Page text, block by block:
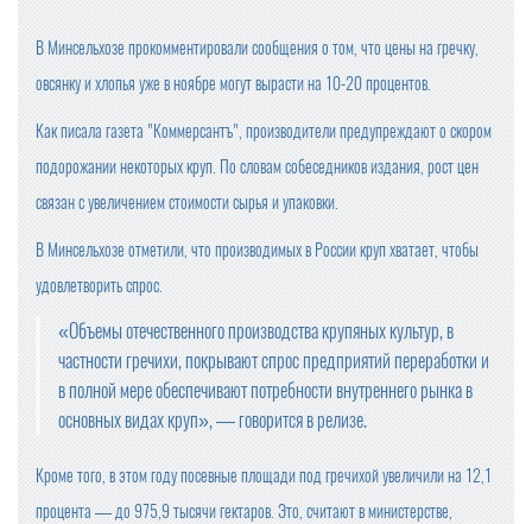
В Минсельхозе прокомментировали сообщения о том, что цены на гречку,
овсянку и хлопья уже в ноябре могут вырасти на 10-20 процентов.
Как писала газета "Коммерсантъ", производители предупреждают о скором
подорожании некоторых круп. По словам собеседников издания, рост цен
связан с увеличением стоимости сырья и упаковки.
В Минсельхозе отметили, что производимых в России круп хватает, чтобы
удовлетворить спрос.
«Объемы отечественного производства крупяных культур, в
частности гречихи, покрывают спрос предприятий переработки и
в полной мере обеспечивают потребности внутреннего рынка в
основных видах круп», — говорится в релизе.
Кроме того, в этом году посевные площади под гречихой увеличили на 12,1
процента — до 975,9 тысячи гектаров. Это, считают в министерстве,